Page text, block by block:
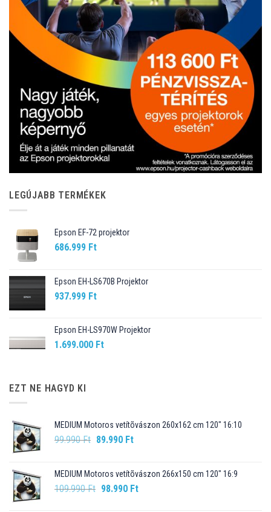
LEGÚJABB TERMÉKEK
Epson EF-72 projektor
686.999 Ft
Epson EH-LS670B Projektor
937.999 Ft
Epson EH-LS970W Projektor
1.699.000 Ft
EZT NE HAGYD KI
MEDIUM Motoros vetítõvászon 260x162 cm 120" 16:10
99.990Ft Original
99.990 Ft.
89.990 FtCurrent
89.990 Ft.
MEDIUM Motoros vetítõvászon 266x150 cm 120" 16:9
109.990Ft Original
98.990 FtCurrent